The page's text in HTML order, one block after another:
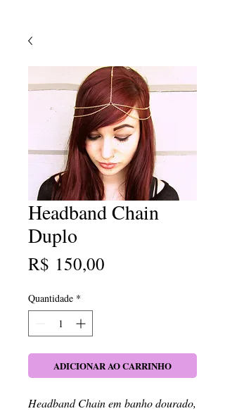
Headband Chain
Duplo
R$ 150,00
Quantidade *
ADICIONAR AO CARRINHO
Headband Chain em banho dourado,